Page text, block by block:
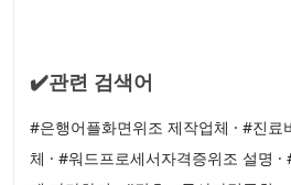
✔️관련 검색어
#은행어플화면위조 제작업체 · #진료
체 · #워드프로세서자격증위조 설명